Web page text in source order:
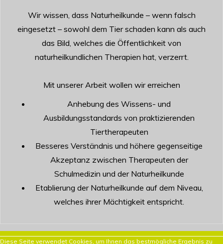
Wir wissen, dass Naturheilkunde – wenn falsch
eingesetzt – sowohl dem Tier schaden kann als auch
das Bild, welches die Öffentlichkeit von
naturheilkundlichen Therapien hat, verzerrt.
Mit unserer Arbeit wollen wir erreichen
Anhebung des Wissens- und
Ausbildungsstandards von praktizierenden
Tiertherapeuten
Besseres Verständnis und höhere gegenseitige
Akzeptanz zwischen Therapeuten der
Schulmedizin und der Naturheilkunde
Etablierung der Naturheilkunde auf dem Niveau,
welches ihrer Mächtigkeit entspricht.
Diese Seite verwendet Cookies, um Ihnen das bestmögliche Ergebnis zu